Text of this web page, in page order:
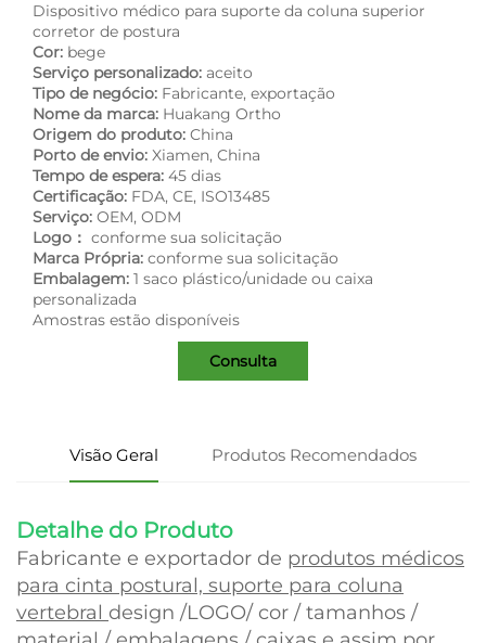
Dispositivo médico para suporte da coluna superior
corretor de postura
Cor: bege
Serviço personalizado: aceito
Tipo de negócio: Fabricante, exportação
Nome da marca: Huakang Ortho
Origem do produto: China
Porto de envio: Xiamen, China
Tempo de espera: 45 dias
Certificação: FDA, CE, ISO13485
Serviço: OEM, ODM
Logo： conforme sua solicitação
Marca Própria: conforme sua solicitação
Embalagem: 1 saco plástico/unidade ou caixa
personalizada
Amostras estão disponíveis
Consulta
Visão Geral Produtos Recomendados
Detalhe do Produto
Fabricante e exportador de produtos médicos
para cinta postural, suporte para coluna
vertebral design /LOGO/ cor / tamanhos /